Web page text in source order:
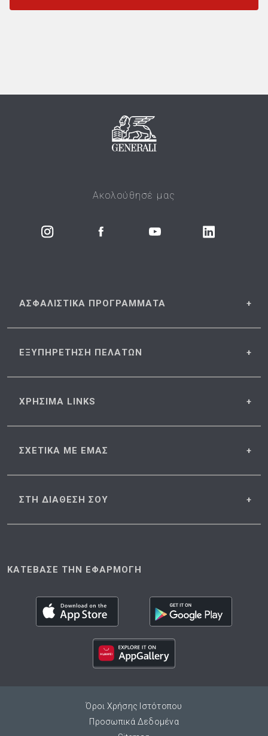
Ακολούθησέ μας
ΑΣΦΑΛΙΣΤΙΚΑ ΠΡΟΓΡΑΜΜΑΤΑ
ΕΞΥΠΗΡΕΤΗΣΗ ΠΕΛΑΤΩΝ
ΧΡΗΣΙΜΑ LINKS
ΣΧΕΤΙΚΑ ΜΕ ΕΜΑΣ
ΣΤΗ ΔΙΑΘΕΣΗ ΣΟΥ
ΚΑΤΕΒΑΣΕ ΤΗΝ ΕΦΑΡΜΟΓΗ
Όροι Χρήσης Ιστότοπου
Προσωπικά Δεδομένα